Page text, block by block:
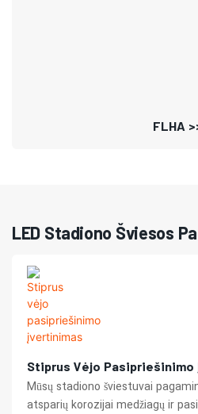
FLHA
LED Stadiono Šviesos
Stiprus Vėjo Pasipriešinimo
Mūsų stadiono šviestuvai
atsparių korozijai medžiagų ir